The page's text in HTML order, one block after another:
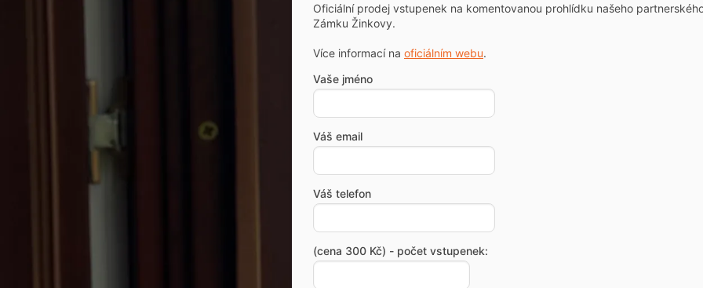
Oficiální prodej vstupenek na komentovanou prohlídku našeho
Zámku Žinkovy.
Více informací na oficiálním webu.
Vaše jméno
Váš email
Váš telefon
(cena 300 Kč) - počet vstupenek: